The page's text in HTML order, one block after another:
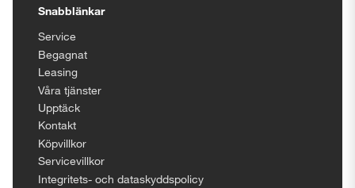
Snabblänkar
Service
Begagnat
Leasing
Våra tjänster
Upptäck
Kontakt
Köpvillkor
Servicevillkor
Integritets- och dataskyddspolicy